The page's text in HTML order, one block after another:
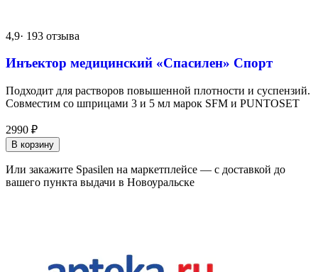
4,9· 193 отзыва
Инъектор медицинский «Спасилен» Спорт
Подходит для растворов повышенной плотности и суспензий.
Совместим со шприцами 3 и 5 мл марок SFM и PUNTOSET
2990 ₽
В корзину
Или закажите Spasilen на маркетплейсе — с доставкой до
вашего пункта выдачи в Новоуральске